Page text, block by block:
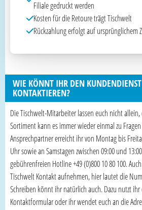
Filiale gedruckt werden
Kosten für die Retoure trägt Tischwelt
Rückzahlung erfolgt auf ursprünglichem
WIE KÖNNT IHR DEN
KONTAKTIEREN?
Die Tischwelt-Mitarbeiter lassen euch nicht
Sortiment kann es immer wieder einmal zu
Ansprechpartner erreicht ihr von Montag bis
Uhr sowie an Samstagen zwischen 09:00 und
gebührenfreien Hotline +49 (0)800 10 80 100.
Tischwelt Kontakt aufnehmen, hier lautet die
Schreiben könnt ihr natürlich auch. Dazu nutzt
Kontaktformular oder ihr wendet euch an die